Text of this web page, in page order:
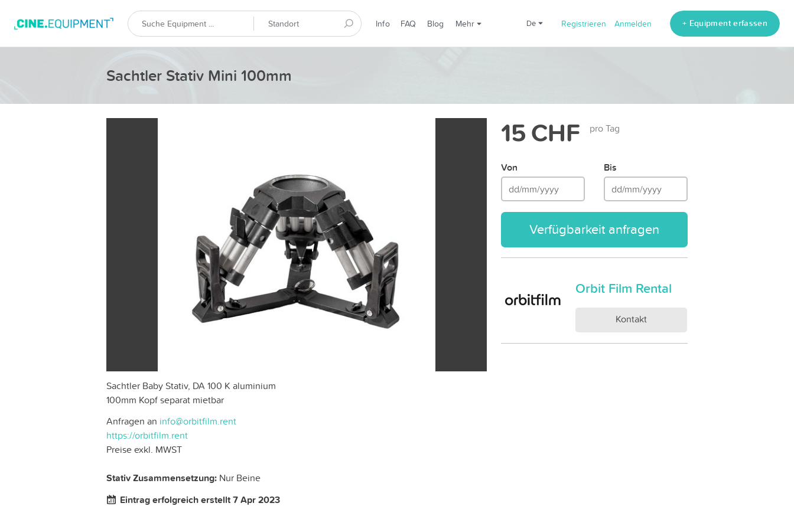
Info FAQ Blog Mehr de Registrieren Anmelden + Equipment erfassen
Sachtler Stativ Mini 100mm
Sachtler Baby Stativ, DA 100 K aluminium
100mm Kopf separat mietbar
Anfragen an info@orbitfilm.rent
https://orbitfilm.rent
Preise exkl. MWST
Stativ Zusammensetzung: Nur Beine
Eintrag erfolgreich erstellt 7 Apr 2023
15 CHF pro Tag
Von Bis
Verfügbarkeit anfragen
Orbit Film Rental
Kontakt